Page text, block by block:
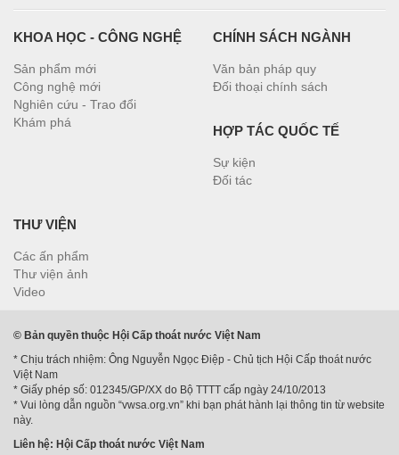
KHOA HỌC - CÔNG NGHỆ
Sản phẩm mới
Công nghệ mới
Nghiên cứu - Trao đổi
Khám phá
CHÍNH SÁCH NGÀNH
Văn bản pháp quy
Đối thoại chính sách
HỢP TÁC QUỐC TẾ
Sự kiện
Đối tác
THƯ VIỆN
Các ấn phẩm
Thư viện ảnh
Video
© Bản quyền thuộc Hội Cấp thoát nước Việt Nam
* Chịu trách nhiệm: Ông Nguyễn Ngọc Điệp - Chủ tịch Hội Cấp thoát nước
Việt Nam
* Giấy phép số: 012345/GP/XX do Bộ TTTT cấp ngày 24/10/2013
* Vui lòng dẫn nguồn “vwsa.org.vn” khi bạn phát hành lại thông tin từ website
này.
Liên hệ: Hội Cấp thoát nước Việt Nam